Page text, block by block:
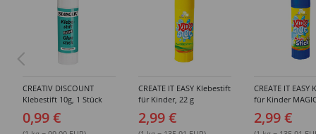
CREATIV DISCOUNT
Klebestift 10g, 1 Stück
0,99 €
CREATE IT EASY Klebestift
für Kinder, 22 g
2,99 €
CREATE IT
für Kinder
2,99 €